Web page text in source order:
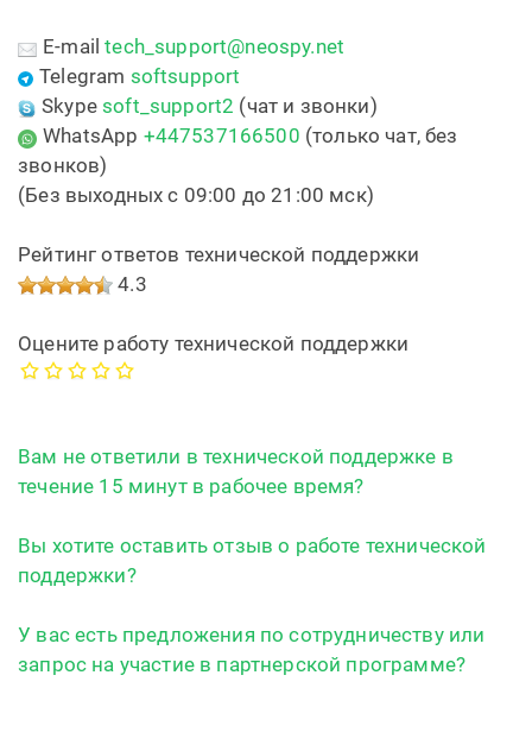
E-mailtech_support@neospy.net
Telegram softsupport
Skypesoft_support2 (чат и звонки)
WhatsApp +447537166500 (только чат, без
звонков)
(Без выходных с 09:00 до 21:00 мск)
Рейтинг ответов технической поддержки
4.3
Оцените работу технической поддержки
Вам не ответили в технической поддержке в
течение 15 минут в рабочее время?
Вы хотите оставить отзыв о работе технической
поддержки?
У вас есть предложения по сотрудничеству или
запрос на участие в партнерской программе?